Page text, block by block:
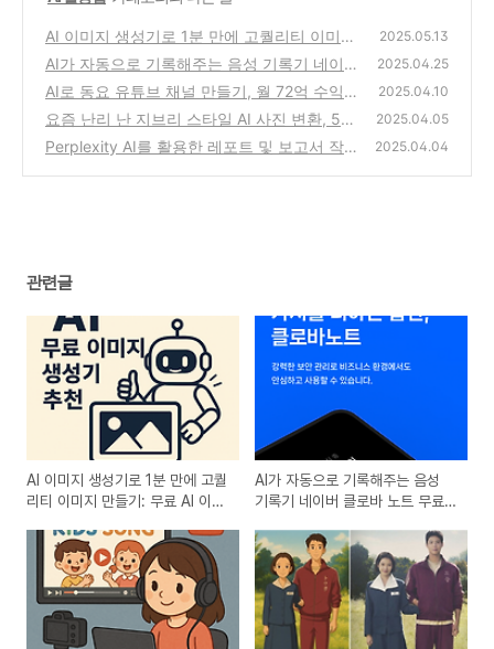
AI 이미지 생성기로 1분 만에 고퀄리티 이미지
만들기: 무료 AI 이미지 생성 사이트 3곳 추천
(1)
2025.05.13
AI가 자동으로 기록해주는 음성 기록기 네이버
클로바 노트 무료 사용법! clovanote 다운로드
(0)
2025.04.25
AI로 동요 유튜브 채널 만들기, 월 72억 수익의
비밀 대공개
(0)
2025.04.10
요즘 난리 난 지브리 스타일 AI 사진 변환, 5초
면 끝! 싸게 챗GPT 유료 구독하는 법
(1)
2025.04.05
Perplexity AI를 활용한 레포트 및 보고서 작성
2025.04.04
관련글
AI 이미지 생성기로 1분 만에 고퀄
리티 이미지 만들기: 무료 AI 이미
AI가 자동으로 기록해주는 음성
기록기 네이버 클로바 노트 무료